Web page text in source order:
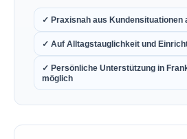
✓ Praxisnah aus Kundensituationen
✓ Auf Alltagstauglichkeit und
✓ Persönliche Unterstützung in
möglich